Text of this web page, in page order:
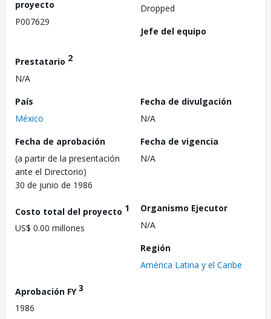
proyecto
P007629
Dropped
Jefe del equipo
Prestatario 2
N/A
País
México
Fecha de divulgación
N/A
Fecha de aprobación
(a partir de la presentación
ante el Directorio)
30 de junio de 1986
Fecha de vigencia
N/A
Costo total del proyecto 1
US$ 0.00 millones
Organismo Ejecutor
N/A
Región
América Latina y el Caribe
Aprobación FY3
1986